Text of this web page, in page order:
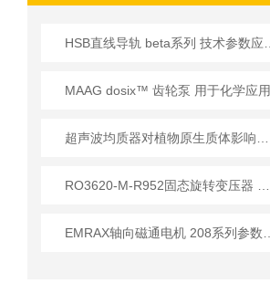
MAAG dosix™ 齿轮泵 用于化学应用